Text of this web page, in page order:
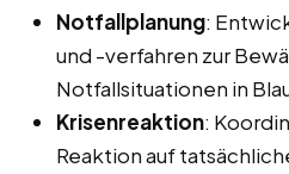
Notfallplanung:
und -verfahren zur
Notfallsituationen in
Krisenreaktion:
Reaktion auf